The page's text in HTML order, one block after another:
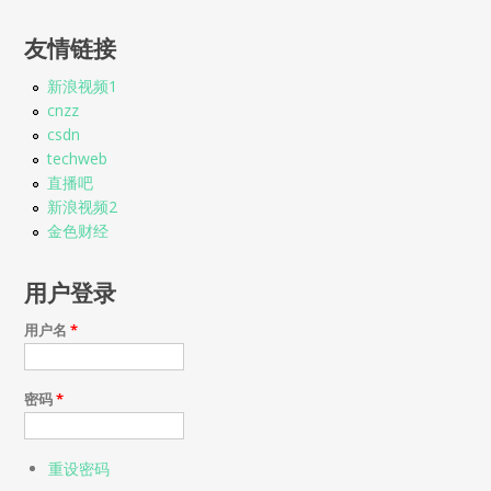
友情链接
新浪视频1
cnzz
csdn
techweb
直播吧
新浪视频2
金色财经
用户登录
用户名*
密码*
重设密码